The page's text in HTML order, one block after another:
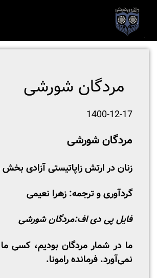
مردگان شورشی
1400-12-17
مردگان شورشی
زنان در ارتش زاپاتیستی آزادی
گردآوری و ترجمه: زهرا نعیمی
فایل پی دی اف:مردگان شورشی
ما در شمار مردگان بودیم، کسی
نمی‌آورد. فرمانده رامونا.